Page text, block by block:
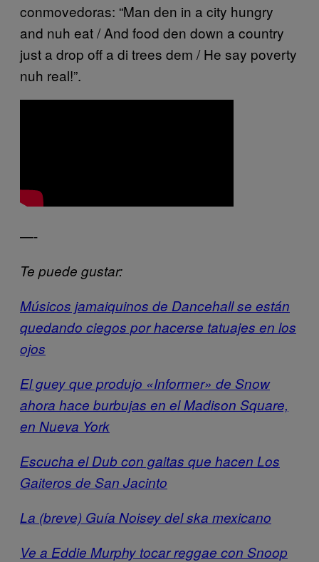
conmovedoras: “Man den in a city hungry
and nuh eat / And food den down a country
just a drop off a di trees dem / He say poverty
nuh real!”.
—-
Te puede gustar:
Músicos jamaiquinos de Dancehall se están
quedando ciegos por hacerse tatuajes en los
ojos
El guey que produjo «Informer» de Snow
ahora hace burbujas en el Madison Square,
en Nueva York
Escucha el Dub con gaitas que hacen Los
Gaiteros de San Jacinto
La (breve) Guía Noisey del ska mexicano
Ve a Eddie Murphy tocar reggae con Snoop